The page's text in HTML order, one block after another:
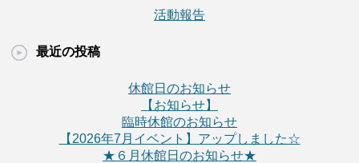
活動報告
最近の投稿
休館日のお知らせ
【お知らせ】
臨時休館のお知らせ
【2026年7月イベント】アップしました☆
★６月休館日のお知らせ★